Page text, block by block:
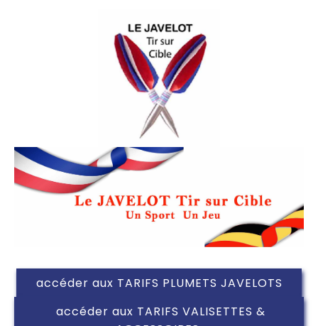
accéder aux TARIFS PLUMETS JAVELOTS
accéder aux TARIFS VALISETTES &